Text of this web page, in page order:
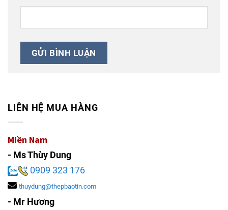
LIÊN HỆ MUA HÀNG
Miền Nam
- Ms Thùy Dung
0909 323 176
thuydung@thepbaotin.com
- Mr Hương